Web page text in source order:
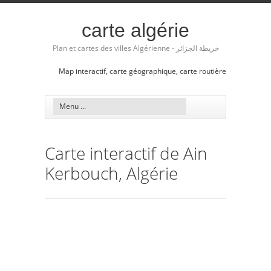
carte algérie
Plan et cartes des villes Algérienne - خريطة الجزائر
Map interactif, carte géographique, carte routière
Carte interactif de Ain
Kerbouch, Algérie